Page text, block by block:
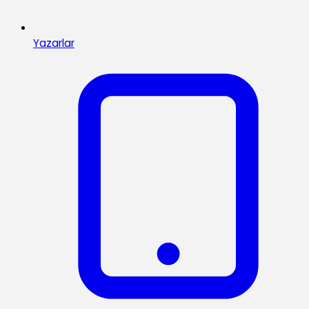
Yazarlar